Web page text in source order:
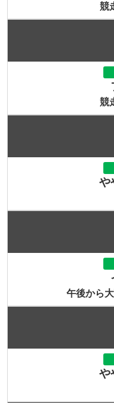
競
競
や
午後から
や